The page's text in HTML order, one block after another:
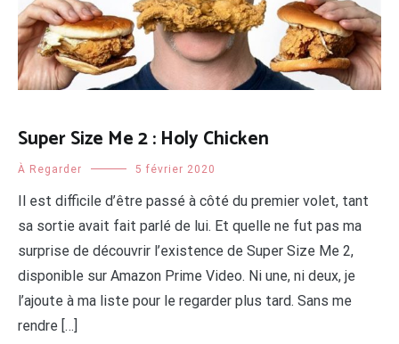
Super Size Me 2 : Holy Chicken
À Regarder 5 février 2020
Il est difficile d’être passé à côté du premier volet, tant
sa sortie avait fait parlé de lui. Et quelle ne fut pas ma
surprise de découvrir l’existence de Super Size Me 2,
disponible sur Amazon Prime Video. Ni une, ni deux, je
l’ajoute à ma liste pour le regarder plus tard. Sans me
rendre […]